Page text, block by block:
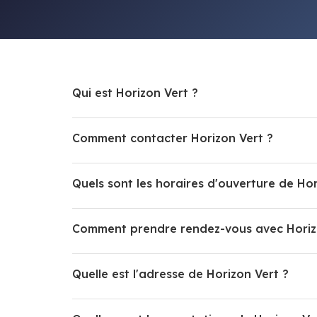
Qui est Horizon Vert ?
Comment contacter Horizon Vert ?
Quels sont les horaires d'ouverture de
Comment prendre rendez-vous avec
Quelle est l'adresse de Horizon Vert ?